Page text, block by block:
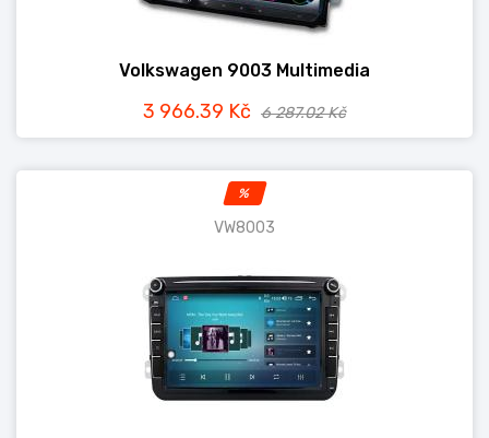
Volkswagen 9003 Multimedia
3 966.39 Kč 6 287.02 Kč
%
VW8003